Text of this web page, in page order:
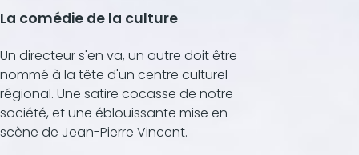
La comédie de la culture
Un directeur s'en va, un autre doit être
nommé à la tête d'un centre culturel
régional. Une satire cocasse de notre
société, et une éblouissante mise en
scène de Jean-Pierre Vincent.